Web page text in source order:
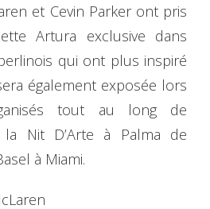
et Cevin Parker ont pris
Artura exclusive dans
qui ont plus inspiré
également exposée lors
tout au long de
la Nit D’Arte à Palma de
à Miami.